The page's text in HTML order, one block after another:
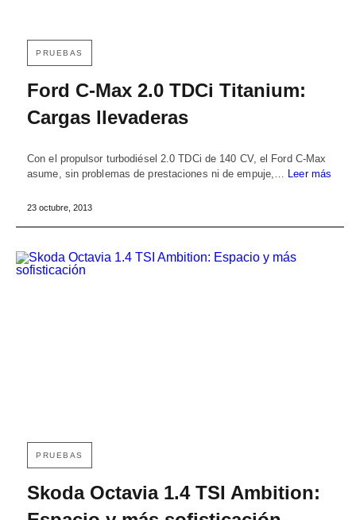
PRUEBAS
Ford C-Max 2.0 TDCi Titanium:
Cargas llevaderas
Con el propulsor turbodiésel 2.0 TDCi de 140 CV, el Ford C-Max
asume, sin problemas de prestaciones ni de empuje,… Leer más
23 octubre, 2013
PRUEBAS
Skoda Octavia 1.4 TSI Ambition: